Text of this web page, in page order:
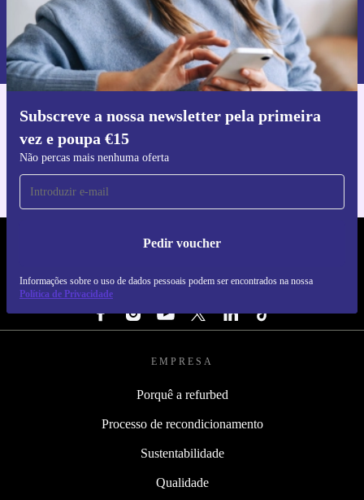
Subscreve a nossa newsletter pela primeira
vez e poupa €15
Não percas mais nenhuma oferta
Pedir voucher
Informações sobre o uso de dados pessoais podem ser encontrados na nossa
Política de Privacidade
Pedir voucher
Informações sobre o uso de dados pessoais podem ser encontrados na
nossa
Política de Privacidade.
Faz o download da app refurbed
Para iOS e Android
REFURBED PORTUGAL - RETHINK NEW.
SEGUE-NOS
EMPRESA
Porquê a refurbed
Processo de recondicionamento
Sustentabilidade
Qualidade